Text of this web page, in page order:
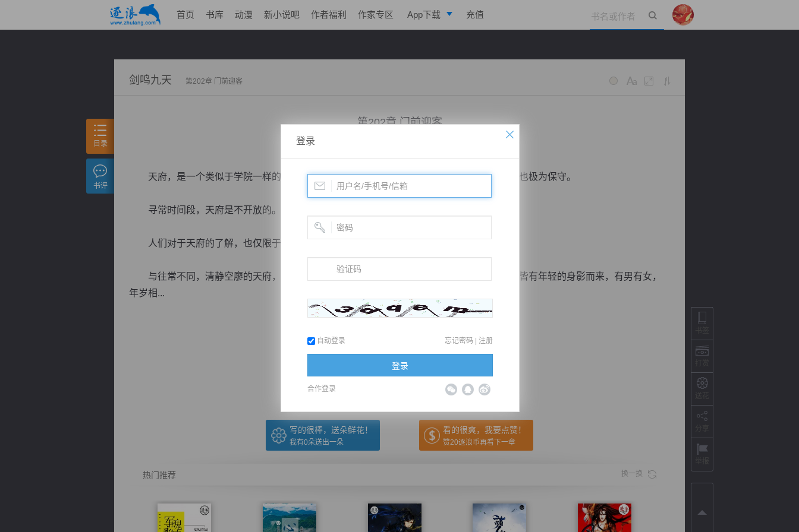
首页 书库 动漫 新小说吧 作者福利 作家专区 App下载 充值
剑鸣九天 第202章 门前迎客
第202章 门前迎客
小说：剑鸣九天
天府，是一个类似于学院一样的修行之地，不同的是，它更加倾向于宗门势力，对于修行也极为保守。
寻常时间段，天府是不开放的。
人们对于天府的了解，也仅限于“强大”这两个字。
与往常不同，清静空廖的天府，却在今天迎来了最为喧闹的一天，陆陆续续，四面八方，皆有年轻的身影而来，有男有女，
年岁相...
（← 快捷键 上一章 回目录 下一章 快捷键→）
写的很棒，送朵鲜花！
我有0朵送出一朵
看的很爽，我要点赞！
赞20逐浪币再看下一章
热门推荐 换一换
目录
书评
登录
自动登录 忘记密码 | 注册
登录
合作登录